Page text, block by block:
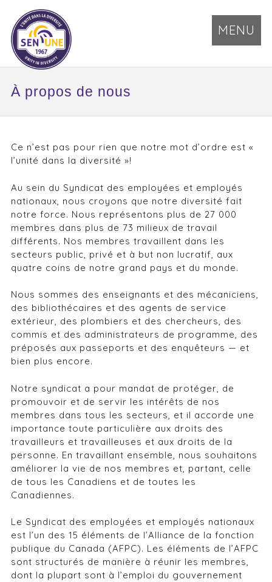
MENU
À propos de nous
Ce n’est pas pour rien que notre mot d’ordre est «
l’unité dans la diversité »!
Au sein du Syndicat des employées et employés
nationaux, nous croyons que notre diversité fait
notre force. Nous représentons plus de 27 000
membres dans plus de 73 milieux de travail
différents. Nos membres travaillent dans les
secteurs public, privé et à but non lucratif, aux
quatre coins de notre grand pays et du monde.
Nous sommes des enseignants et des mécaniciens,
des bibliothécaires et des agents de service
extérieur, des plombiers et des chercheurs, des
commis et des administrateurs de programme, des
préposés aux passeports et des enquêteurs — et
bien plus encore.
Notre syndicat a pour mandat de protéger, de
promouvoir et de servir les intérêts de nos
membres dans tous les secteurs, et il accorde une
importance toute particulière aux droits des
travailleurs et travailleuses et aux droits de la
personne. En travaillant ensemble, nous souhaitons
améliorer la vie de nos membres et, partant, celle
de tous les Canadiens et de toutes les
Canadiennes.
Le Syndicat des employées et employés nationaux
est l’un des 15 éléments de l’Alliance de la fonction
publique du Canada (AFPC). Les éléments de l’AFPC
sont structurés de manière à réunir les membres,
dont la plupart sont à l’emploi du gouvernement